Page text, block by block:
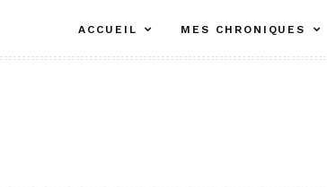
contenu
ACCUEIL MES CHRONIQUES